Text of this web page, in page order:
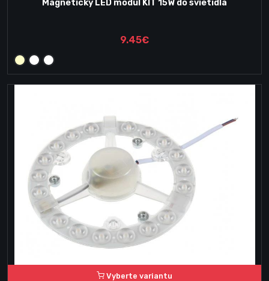
Magnetický LED modul KIT 15W do svietidla
9.45€
Vyberte variantu